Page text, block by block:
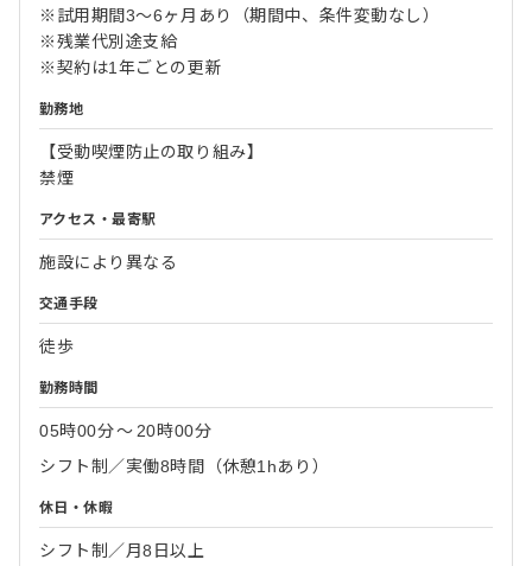
※試用期間3～6ヶ月あり（期間中、条件変動なし）
※残業代別途支給
※契約は1年ごとの更新
勤務地
【受動喫煙防止の取り組み】
禁煙
アクセス・最寄駅
施設により異なる
交通手段
徒歩
勤務時間
05時00分〜 20時00分
シフト制／実働8時間（休憩1hあり）
休日・休暇
シフト制／月8日以上